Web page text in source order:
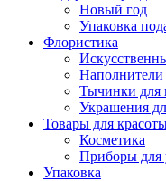
Новый год
Упаковка
Флористика
Наполнители
Тычинки для
Украшения
Товары для
Косметика
Приборы для
Упаковка